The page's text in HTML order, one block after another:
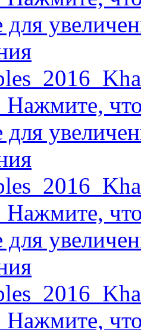
Нажмите,
Нажмите,
Нажмите,